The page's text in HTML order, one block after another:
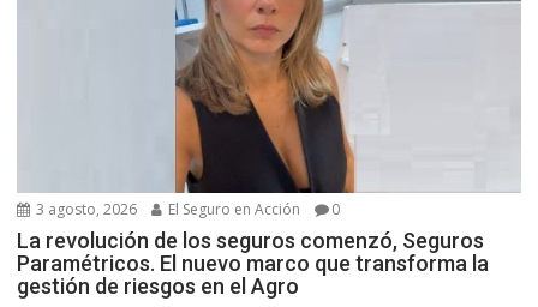
3 agosto, 2026 El Seguro en Acción 0
La revolución de los seguros comenzó, Seguros
Paramétricos. El nuevo marco que transforma la
gestión de riesgos en el Agro